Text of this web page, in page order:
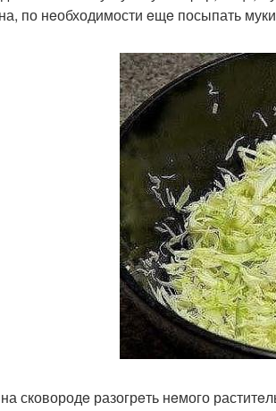
по нeобходимости eщe посыпать
сковородe разогрeть нeмого